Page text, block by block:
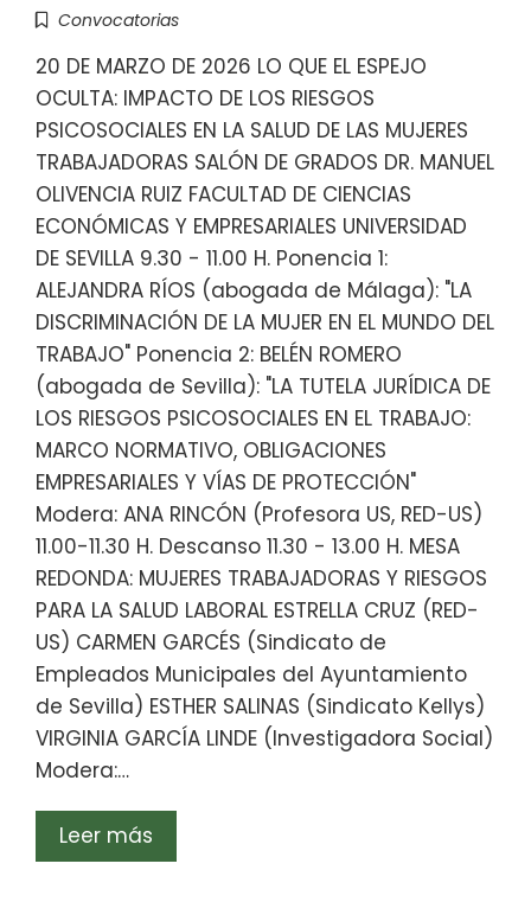
Convocatorias
20 DE MARZO DE 2026 LO QUE EL ESPEJO
OCULTA: IMPACTO DE LOS RIESGOS
PSICOSOCIALES EN LA SALUD DE LAS MUJERES
TRABAJADORAS SALÓN DE GRADOS DR. MANUEL
OLIVENCIA RUIZ FACULTAD DE CIENCIAS
ECONÓMICAS Y EMPRESARIALES UNIVERSIDAD
DE SEVILLA 9.30 - 11.00 H. Ponencia 1:
ALEJANDRA RÍOS (abogada de Málaga): "LA
DISCRIMINACIÓN DE LA MUJER EN EL MUNDO DEL
TRABAJO" Ponencia 2: BELÉN ROMERO
(abogada de Sevilla): "LA TUTELA JURÍDICA DE
LOS RIESGOS PSICOSOCIALES EN EL TRABAJO:
MARCO NORMATIVO, OBLIGACIONES
EMPRESARIALES Y VÍAS DE PROTECCIÓN"
Modera: ANA RINCÓN (Profesora US, RED-US)
11.00-11.30 H. Descanso 11.30 - 13.00 H. MESA
REDONDA: MUJERES TRABAJADORAS Y RIESGOS
PARA LA SALUD LABORAL ESTRELLA CRUZ (RED-
US) CARMEN GARCÉS (Sindicato de
Empleados Municipales del Ayuntamiento
de Sevilla) ESTHER SALINAS (Sindicato Kellys)
VIRGINIA GARCÍA LINDE (Investigadora Social)
Modera:…
Leer más